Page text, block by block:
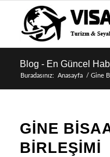
Blog - En Güncel
Buradasınız: Anasayfa / Gine
GINE
BIRLEŞIMI